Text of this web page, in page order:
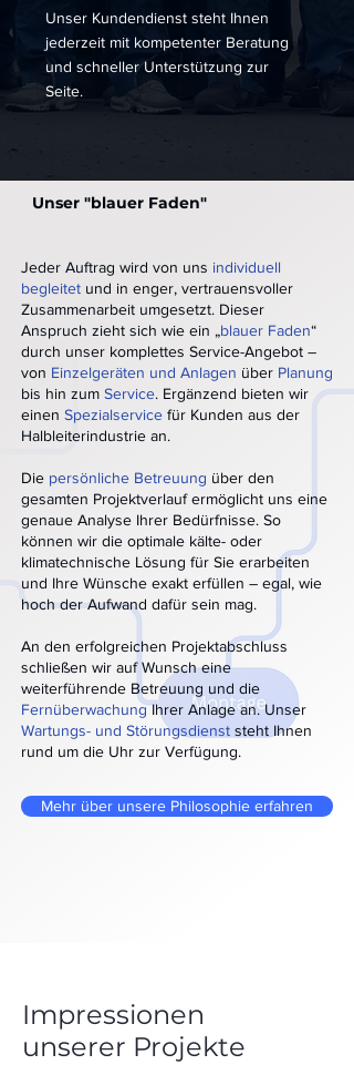
Unser Kundendienst steht Ihnen
jederzeit mit kompetenter Beratung
und schneller Unterstützung zur
Seite.
Unser "blauer Faden"
Jeder Auftrag wird von uns individuell
begleitet und in enger, vertrauensvoller
Zusammenarbeit umgesetzt. Dieser
Anspruch zieht sich wie ein „blauer Faden“
durch unser komplettes Service-Angebot –
von Einzelgeräten und Anlagen über Planung
bis hin zum Service. Ergänzend bieten wir
einen Spezialservice für Kunden aus der
Halbleiterindustrie an.
Die persönliche Betreuung über den
gesamten Projektverlauf ermöglicht uns eine
genaue Analyse Ihrer Bedürfnisse. So
können wir die optimale kälte- oder
klimatechnische Lösung für Sie erarbeiten
und Ihre Wünsche exakt erfüllen – egal, wie
hoch der Aufwand dafür sein mag.
An den erfolgreichen Projektabschluss
schließen wir auf Wunsch eine
weiterführende Betreuung und die
FernüberwachungIhrer Anlage an. Unser
Wartungs- und Störungsdienst steht Ihnen
rund um die Uhr zur Verfügung.
Mehr über unsere Philosophie erfahren
Impressionen
unserer Projekte